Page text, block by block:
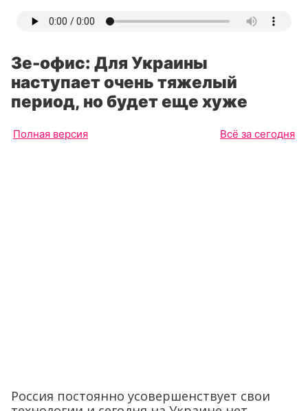
Зе-офис: Для Украины
наступает очень тяжелый
период, но будет еще хуже
Полная версия Всё за сегодня
Россия постоянно усовершенствует свои